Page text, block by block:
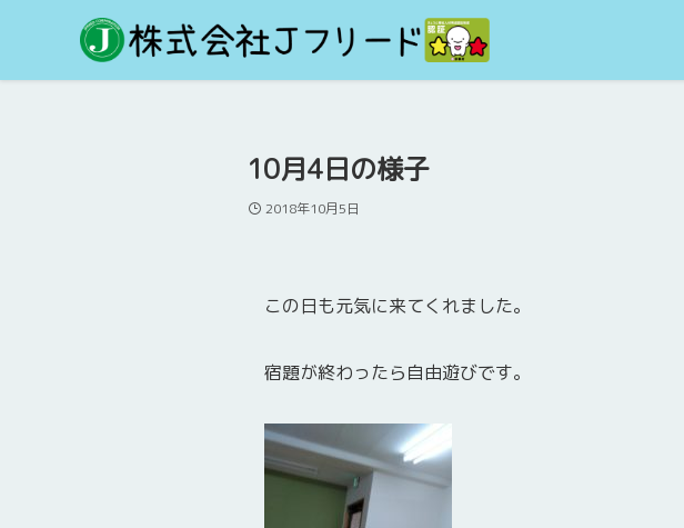
10月4日の様子
2018年10月5日
この日も元気に来てくれました。
宿題が終わったら自由遊びです。